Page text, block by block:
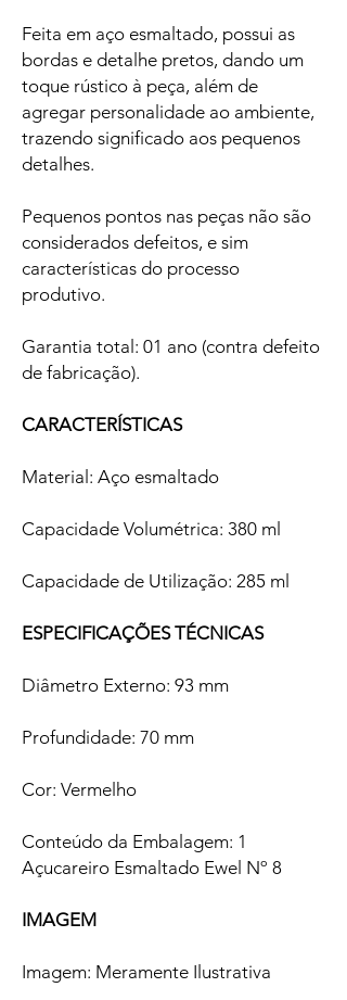
Feita em aço esmaltado, possui as
bordas e detalhe pretos, dando um
toque rústico à peça, além de
agregar personalidade ao ambiente,
trazendo significado aos pequenos
detalhes.
Pequenos pontos nas peças não são
considerados defeitos, e sim
características do processo
produtivo.
Garantia total: 01 ano (contra defeito
de fabricação).
CARACTERÍSTICAS
Material: Aço esmaltado
Capacidade Volumétrica: 380 ml
Capacidade de Utilização: 285 ml
ESPECIFICAÇÕES TÉCNICAS
Diâmetro Externo: 93 mm
Profundidade: 70 mm
Cor: Vermelho
Conteúdo da Embalagem: 1
Açucareiro Esmaltado Ewel Nº 8
IMAGEM
Imagem: Meramente Ilustrativa